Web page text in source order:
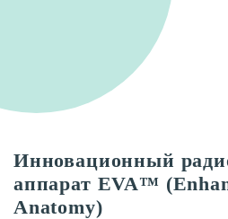
Инновационный
аппарат EVA™
Anatomy)